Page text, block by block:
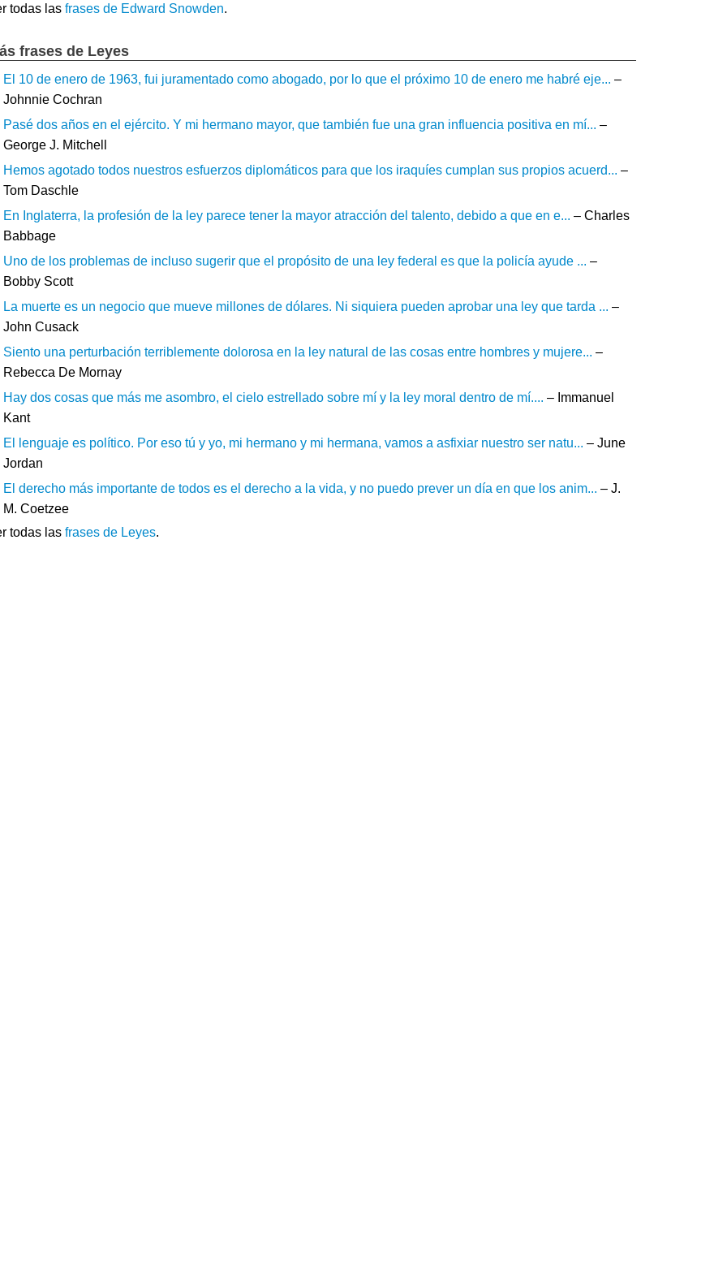
todas las frases de Edward Snowden.
frases de Leyes
El 10 de enero de 1963, fui juramentado como abogado, por lo que el próximo 10 de enero me habré eje... –
Johnnie Cochran
Pasé dos años en el ejército. Y mi hermano mayor, que también fue una gran influencia positiva en mí... –
George J. Mitchell
Hemos agotado todos nuestros esfuerzos diplomáticos para que los iraquíes cumplan sus propios acuerd... –
Tom Daschle
En Inglaterra, la profesión de la ley parece tener la mayor atracción del talento, debido a que en e... – Charles
Babbage
Uno de los problemas de incluso sugerir que el propósito de una ley federal es que la policía ayude ... –
Bobby Scott
La muerte es un negocio que mueve millones de dólares. Ni siquiera pueden aprobar una ley que tarda ... –
John Cusack
Siento una perturbación terriblemente dolorosa en la ley natural de las cosas entre hombres y mujere... –
Rebecca De Mornay
Hay dos cosas que más me asombro, el cielo estrellado sobre mí y la ley moral dentro de mí.... – Immanuel
Kant
El lenguaje es político. Por eso tú y yo, mi hermano y mi hermana, vamos a asfixiar nuestro ser natu... – June
Jordan
El derecho más importante de todos es el derecho a la vida, y no puedo prever un día en que los anim... – J.
M. Coetzee
todas las frases de Leyes.